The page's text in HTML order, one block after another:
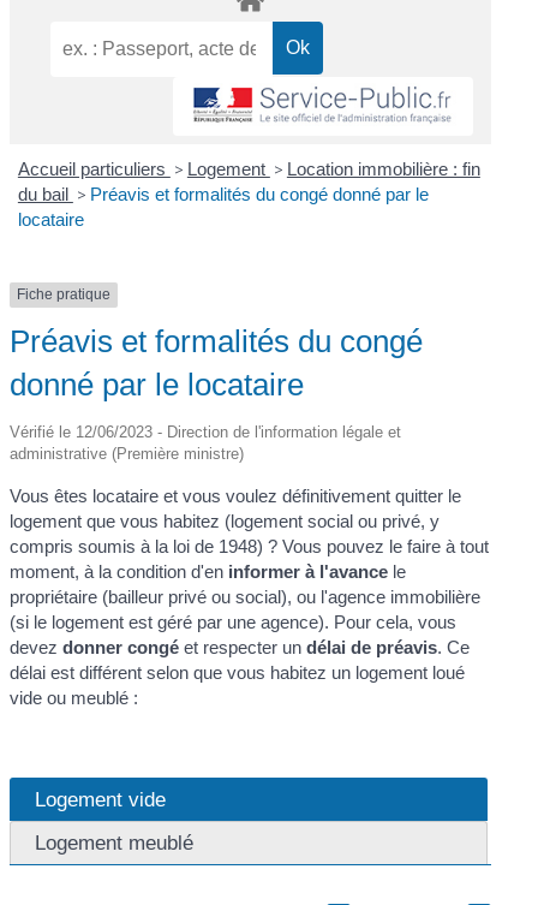
Accueil particuliers > Logement > Location immobilière : fin
du bail > Préavis et formalités du congé donné par le
locataire
Fiche pratique
Préavis et formalités du congé
donné par le locataire
Vérifié le 12/06/2023 - Direction de l'information légale et
administrative (Première ministre)
Vous êtes locataire et vous voulez définitivement quitter le
logement que vous habitez (logement social ou privé, y
compris soumis à la loi de 1948) ? Vous pouvez le faire à tout
moment, à la condition d'en informer à l'avance le
propriétaire (bailleur privé ou social), ou l'agence immobilière
(si le logement est géré par une agence). Pour cela, vous
devezdonner congé et respecter undélai de préavis. Ce
délai est différent selon que vous habitez un logement loué
vide ou meublé :
Logement vide
Logement meublé